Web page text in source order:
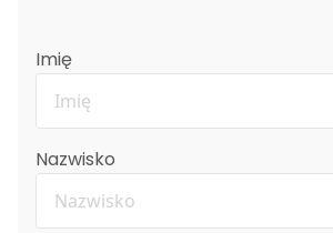
Imię
Nazwisko